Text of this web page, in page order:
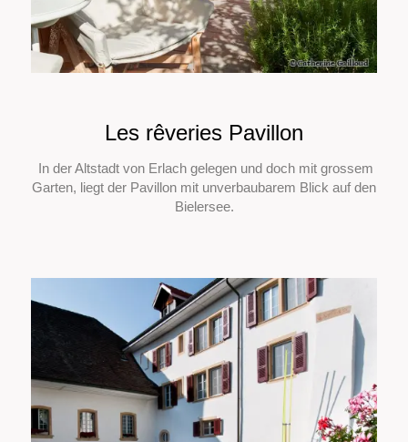
Les rêveries Pavillon
In der Altstadt von Erlach gelegen und doch mit grossem
Garten, liegt der Pavillon mit unverbaubarem Blick auf den
Bielersee.